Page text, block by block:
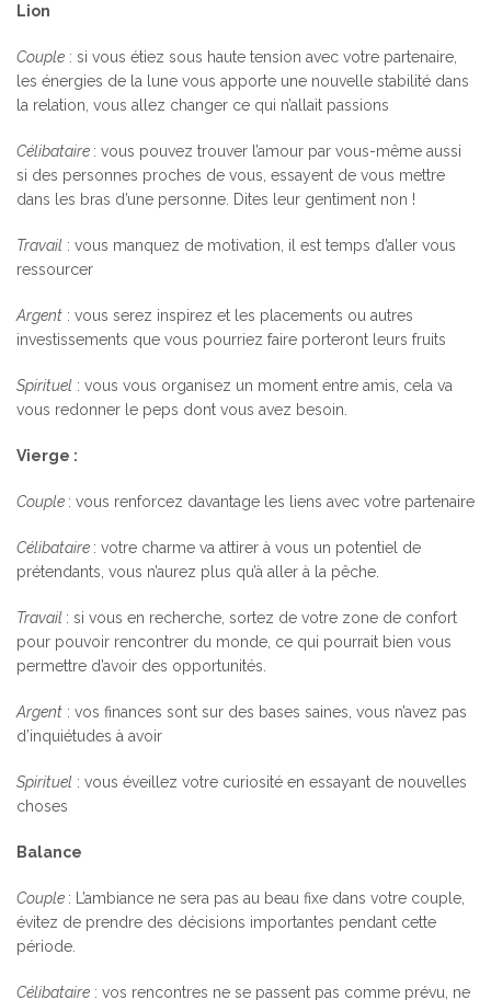
Lion
Couple : si vous étiez sous haute tension avec votre partenaire,
les énergies de la lune vous apporte une nouvelle stabilité dans
la relation, vous allez changer ce qui n’allait passions
Célibataire : vous pouvez trouver l’amour par vous-même aussi
si des personnes proches de vous, essayent de vous mettre
dans les bras d’une personne. Dites leur gentiment non !
Travail : vous manquez de motivation, il est temps d’aller vous
ressourcer
Argent : vous serez inspirez et les placements ou autres
investissements que vous pourriez faire porteront leurs fruits
Spirituel : vous vous organisez un moment entre amis, cela va
vous redonner le peps dont vous avez besoin.
Vierge :
Couple : vous renforcez davantage les liens avec votre partenaire
Célibataire : votre charme va attirer à vous un potentiel de
prétendants, vous n’aurez plus qu’à aller à la pêche.
Travail : si vous en recherche, sortez de votre zone de confort
pour pouvoir rencontrer du monde, ce qui pourrait bien vous
permettre d’avoir des opportunités.
Argent : vos finances sont sur des bases saines, vous n’avez pas
d’inquiétudes à avoir
Spirituel : vous éveillez votre curiosité en essayant de nouvelles
choses
Balance
Couple : L’ambiance ne sera pas au beau fixe dans votre couple,
évitez de prendre des décisions importantes pendant cette
période.
Célibataire : vos rencontres ne se passent pas comme prévu, ne